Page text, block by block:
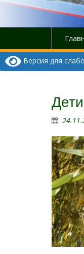
Версия для